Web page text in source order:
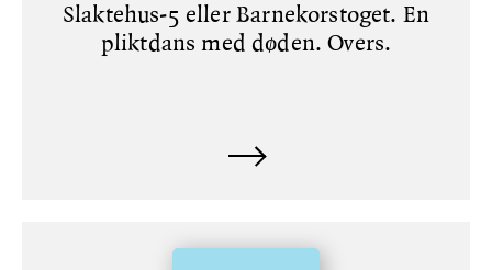
Slaktehus-5 eller Barnekorstoget. En
pliktdans med døden. Overs.